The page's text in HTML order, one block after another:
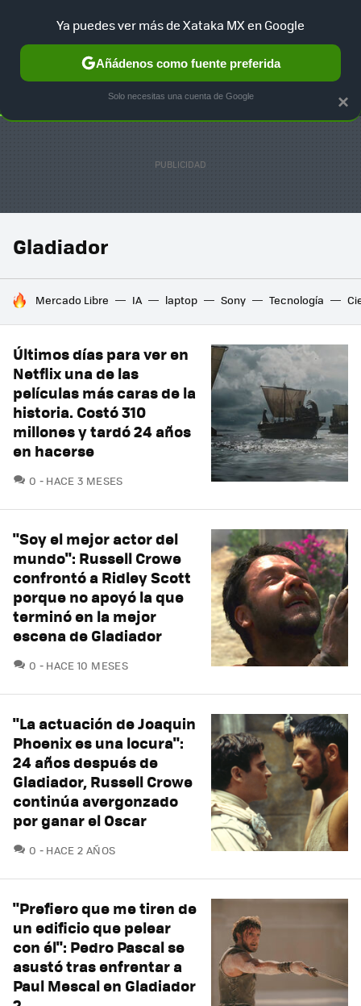
SELECCIÓN GAMING HOME AUTO TERRITORIO
Gladiador
HOY SE HABLA DE
Mercado Libre IA laptop Sony Tecnología
Últimos días para ver en
Netflix una de las
películas más caras de la
historia. Costó 310
millones y tardó 24 años
en hacerse
0 COMENTARIOS
HACE 3 MESES
"Soy el mejor actor del
mundo": Russell Crowe
confrontó a Ridley Scott
porque no apoyó la que
terminó en la mejor
escena de Gladiador
0 COMENTARIOS
HACE 10 MESES
"La actuación de Joaquin
Phoenix es una locura":
24 años después de
Gladiador, Russell Crowe
continúa avergonzado
por ganar el Oscar
0 COMENTARIOS
HACE 2 AÑOS
"Prefiero que me tiren de
un edificio que pelear
con él": Pedro Pascal se
asustó tras enfrentar a
Paul Mescal en Gladiador
×
Ya puedes ver más de Xataka MX en Google
Añádenos como fuente preferida
Solo necesitas una cuenta de Google